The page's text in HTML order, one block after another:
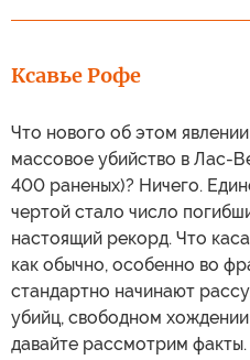
Ксавье Рофе
Что нового об этом
массовое убийство в Лас-
400 раненых)? Ничего.
чертой стало число
настоящий рекорд. Что
как обычно, особенно во
стандартно начинают
убийц, свободном
давайте рассмотрим факты.